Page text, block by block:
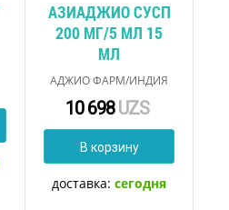
АЗИАДЖИО СУСП
200 МГ/5 МЛ 15
МЛ
АДЖИО ФАРМ/ИНДИЯ
10 698UZS
В корзину
доставка:сегодня